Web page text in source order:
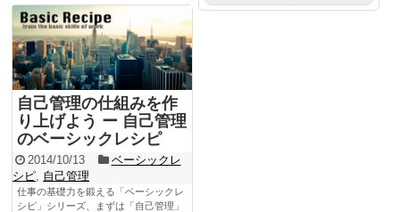
自己管理の仕組みを作
り上げよう ー 自己管理
のベーシックレシピ
2014/10/13
ベーシックレ
シピ 自己管理
仕事の基礎力を鍛える「ベーシックレ
シピ」シリーズ、まずは「自己管理」